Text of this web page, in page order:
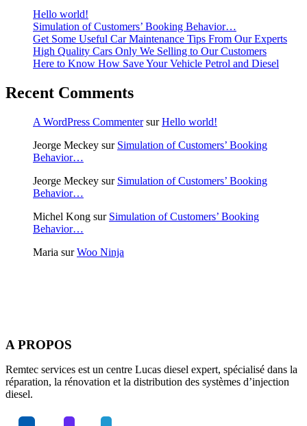
Hello world!
Simulation of Customers’ Booking Behavior…
Get Some Useful Car Maintenance Tips From Our Experts
High Quality Cars Only We Selling to Our Customers
Here to Know How Save Your Vehicle Petrol and Diesel
Recent Comments
A WordPress CommentersurHello world!
Jeorge Meckey sur Simulation of Customers’ Booking
Behavior…
Jeorge Meckey sur Simulation of Customers’ Booking
Behavior…
Michel Kong sur Simulation of Customers’ Booking
Behavior…
Maria surWoo Ninja
A PROPOS
Remtec services est un centre Lucas diesel expert, spécialisé dans la
réparation, la rénovation et la distribution des systèmes d’injection
diesel.